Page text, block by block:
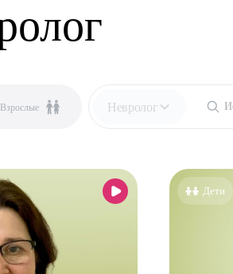
Взрослые Невролог
Аллерголог-иммунолог
Анестезиолог
Дети